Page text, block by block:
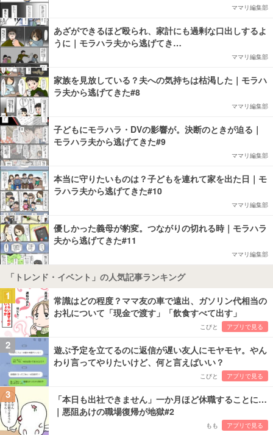
ママリ編集部
あざができるほど殴られ、家計にも過剰な口出しするよ
うに｜モラハラ夫から逃げてき…
ママリ編集部
家族を見放している？夫への気持ちは枯渇した｜モラハ
ラ夫から逃げてきた#8
ママリ編集部
子どもにモラハラ・DVの影響が。決断のときが迫る｜
モラハラ夫から逃げてきた#9
ママリ編集部
本当に守りたいものは？子どもを連れて家を出た日｜モ
ラハラ夫から逃げてきた#10
ママリ編集部
優しかった義母が豹変。つながりの切れる時｜モラハラ
夫から逃げてきた#11
ママリ編集部
「トレンド・イベント」の人気記事ランキング
1
常識はどの程度？ママ友の車で遠出、ガソリン代相当の
お礼について「現金で渡す」「飲食すべて出す」
こびと アプリで見る
2
遊ぶ予定を立てるのに返信が遅い友人にモヤモヤ。やん
わり言ってやりたいけど、何と言えばいい？
こびと アプリで見る
3
「本日も出社できません」一か月ほど休職することに…
｜悪阻あけの職場復帰が地獄#2
もも アプリで見る